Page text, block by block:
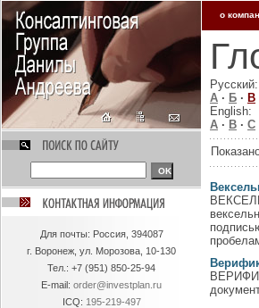
Для почты: Россия, 394087
г. Воронеж, ул. Морозова, 10-130
Тел.: +7 (951) 850-25-94
E-mail: order@investplan.ru
ICQ: 195-219-497
о
Русский:
А · Б · В
English:
A · B · C